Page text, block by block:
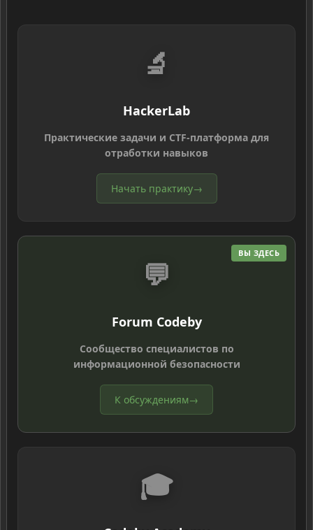
🔬
HackerLab
Практические задачи и CTF-платформа для
отработки навыков
Начать практику→
ВЫ ЗДЕСЬ
💬
Forum Codeby
Сообщество специалистов по
информационной безопасности
К обсуждениям→
🎓